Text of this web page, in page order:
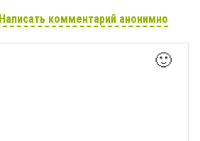
Написать комментарий анонимно
🙂